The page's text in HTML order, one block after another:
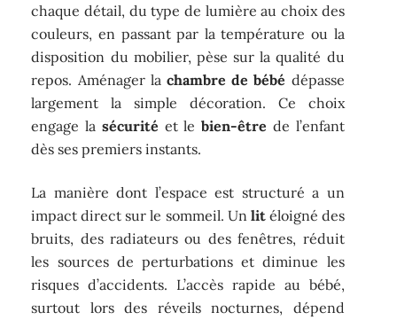
chaque détail, du type de lumière au choix des
couleurs, en passant par la température ou la
disposition du mobilier, pèse sur la qualité du
repos. Aménager la chambre de bébé dépasse
largement la simple décoration. Ce choix
engage la sécurité et lebien-être de l’enfant
dès ses premiers instants.
La manière dont l’espace est structuré a un
impact direct sur le sommeil. Un litéloigné des
bruits, des radiateurs ou des fenêtres, réduit
les sources de perturbations et diminue les
risques d’accidents. L’accès rapide au bébé,
surtout lors des réveils nocturnes, dépend